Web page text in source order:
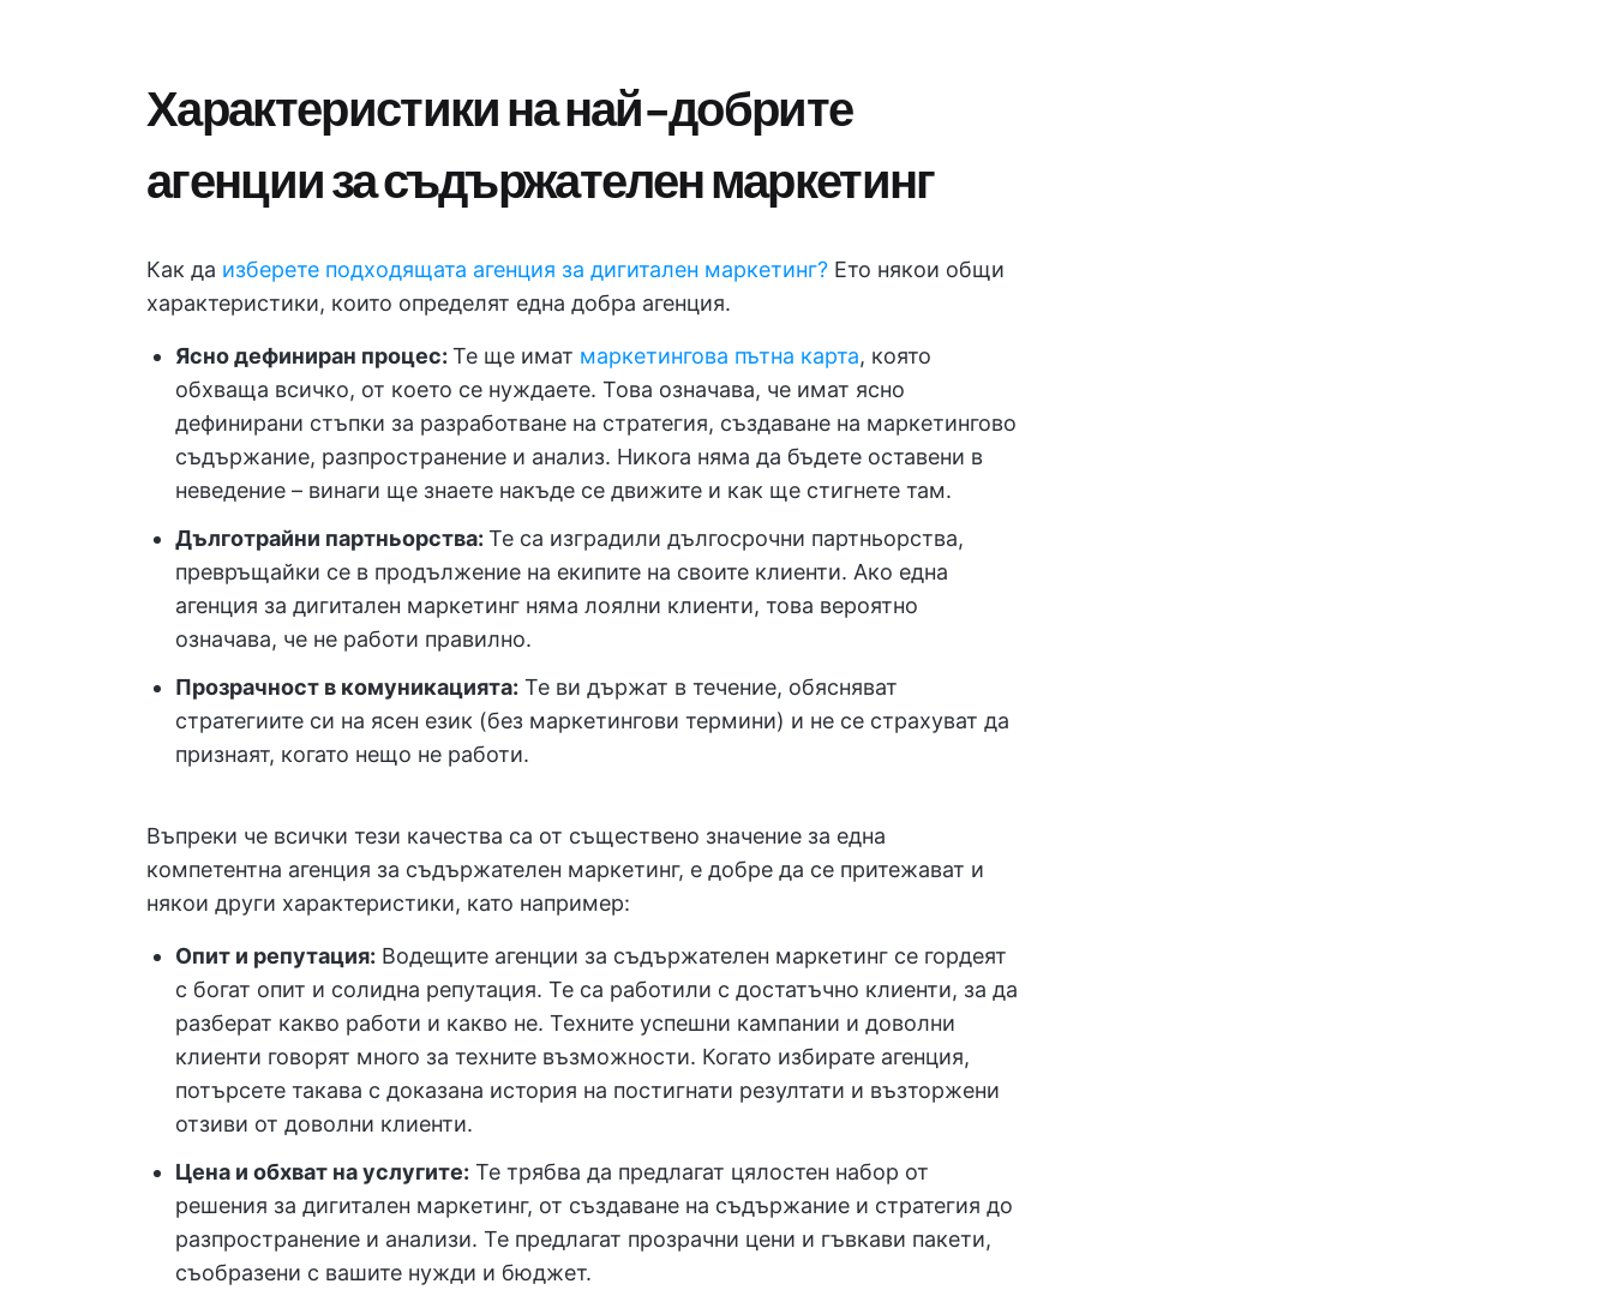
Характеристики на най-добрите
агенции за съдържателен маркетинг
Как да изберете подходящата агенция за дигитален маркетинг? Ето някои общи
характеристики, които определят една добра агенция.
Ясно дефиниран процес: Те ще имат маркетингова пътна карта, която
обхваща всичко, от което се нуждаете. Това означава, че имат ясно
дефинирани стъпки за разработване на стратегия, създаване на маркетингово
съдържание, разпространение и анализ. Никога няма да бъдете оставени в
неведение – винаги ще знаете накъде се движите и как ще стигнете там.
Дълготрайни партньорства: Те са изградили дългосрочни партньорства,
превръщайки се в продължение на екипите на своите клиенти. Ако една
агенция за дигитален маркетинг няма лоялни клиенти, това вероятно
означава, че не работи правилно.
Прозрачност в комуникацията: Те ви държат в течение, обясняват
стратегиите си на ясен език (без маркетингови термини) и не се страхуват да
признаят, когато нещо не работи.
Въпреки че всички тези качества са от съществено значение за една
компетентна агенция за съдържателен маркетинг, е добре да се притежават и
някои други характеристики, като например:
Опит и репутация: Водещите агенции за съдържателен маркетинг се гордеят
с богат опит и солидна репутация. Те са работили с достатъчно клиенти, за да
разберат какво работи и какво не. Техните успешни кампании и доволни
клиенти говорят много за техните възможности. Когато избирате агенция,
потърсете такава с доказана история на постигнати резултати и възторжени
отзиви от доволни клиенти.
Цена и обхват на услугите: Те трябва да предлагат цялостен набор от
решения за дигитален маркетинг, от създаване на съдържание и стратегия до
разпространение и анализи. Те предлагат прозрачни цени и гъвкави пакети,
съобразени с вашите нужди и бюджет.